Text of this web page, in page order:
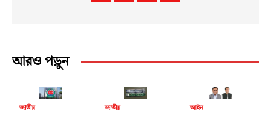
আরও পড়ুন
জাতীয় জাতীয় আইন